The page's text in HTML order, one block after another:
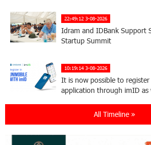
22:49:12 3-08-2026
Idram and IDBank Support
Startup Summit
10:19:14 3-08-2026
It is now possible to register
application through imID as
21:13:05 31-07-2026
Cyberattacks Targeting
All Timeline »